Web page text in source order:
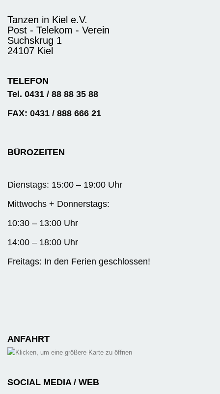
Tanzen in Kiel e.V.
Post - Telekom - Verein
Suchskrug 1
24107 Kiel
TELEFON
Tel. 0431 / 88 88 35 88
FAX: 0431 / 888 666 21
BÜROZEITEN
Dienstags: 15:00 – 19:00 Uhr
Mittwochs + Donnerstags:
10:30 – 13:00 Uhr
14:00 – 18:00 Uhr
Freitags: In den Ferien geschlossen!
ANFAHRT
SOCIAL MEDIA / WEB